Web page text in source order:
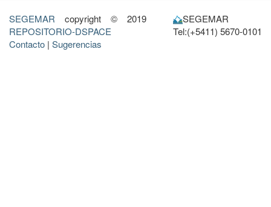
SEGEMAR copyright © 2019
REPOSITORIO-DSPACE
Contacto | Sugerencias
SEGEMAR
Tel:(+5411) 5670-0101